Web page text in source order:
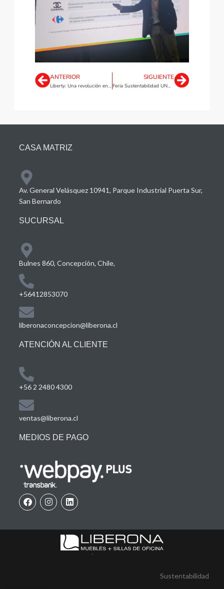
ANTERIOR
Liberty: Una revolución en Cuero Sintético
SIGUIENTE
Feria Sustentabilidad UNAB
CASA MATRIZ
Av. General Velásquez 10941, Parque Industrial Puerta Sur,
San Bernardo
SUCURSAL
Bulnes 860, Concepción, Chile,
+56412853070
liberonaconcepcion@liberona.cl
ATENCIÓN AL CLIENTE
+56 2 2480 4300
ventas@liberona.cl
MEDIOS DE PAGO
Sustentabilidad